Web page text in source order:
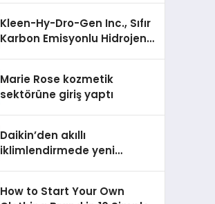
Kleen-Hy-Dro-Gen Inc., Sıfır
Karbon Emisyonlu Hidrojen
Aldı
Marie Rose kozmetik
sektörüne giriş yaptı
Daikin’den akıllı
iklimlendirmede yeni
How to Start Your Own